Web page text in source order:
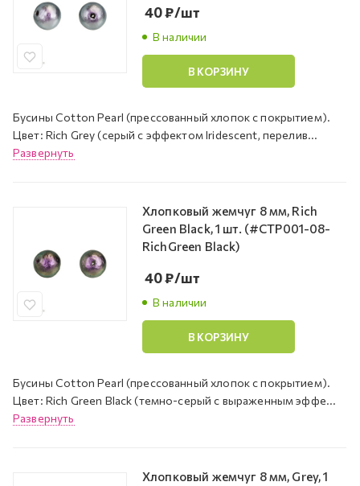
В наличии
40₽/шт
В КОРЗИНУ
Бусины Cotton Pearl (прессованный хлопок с покрытием).
Цвет: Rich Grey (серый с эффектом Iridescent, перелив...
Развернуть
Хлопковый жемчуг 8 мм, Rich
Green Black, 1 шт. (#CTP001-08-
RichGreen Black)
В наличии
40₽/шт
В КОРЗИНУ
Бусины Cotton Pearl (прессованный хлопок с покрытием).
Цвет: Rich Green Black (темно-серый с выраженным эффе...
Развернуть
Хлопковый жемчуг 8 мм, Grey, 1